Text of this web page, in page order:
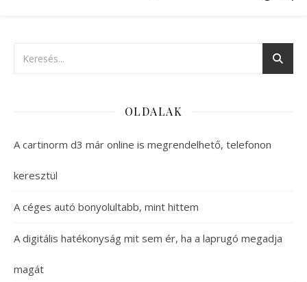
OLDALAK
A cartinorm d3 már online is megrendelhető, telefonon
keresztül
A céges autó bonyolultabb, mint hittem
A digitális hatékonyság mit sem ér, ha a laprugó megadja
magát